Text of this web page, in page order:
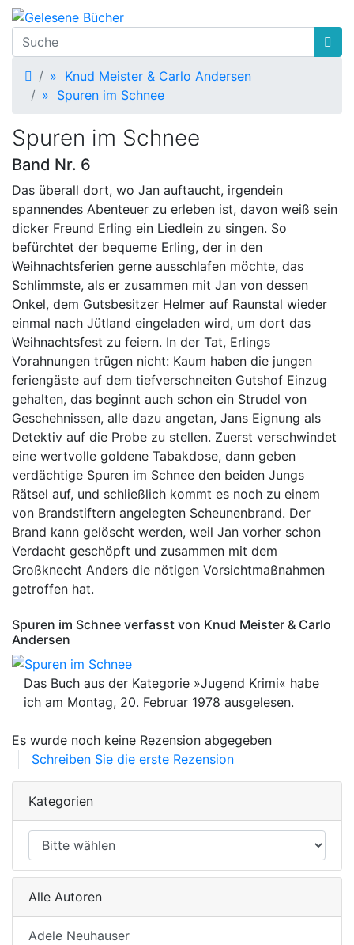
Startseite
» Knud Meister & Carlo Andersen
» Spuren im Schnee
Spuren im Schnee
Band Nr. 6
Das überall dort, wo Jan auftaucht, irgendein
spannendes Abenteuer zu erleben ist, davon weiß sein
dicker Freund Erling ein Liedlein zu singen. So
befürchtet der bequeme Erling, der in den
Weihnachtsferien gerne ausschlafen möchte, das
Schlimmste, als er zusammen mit Jan von dessen
Onkel, dem Gutsbesitzer Helmer auf Raunstal wieder
einmal nach Jütland eingeladen wird, um dort das
Weihnachtsfest zu feiern. In der Tat, Erlings
Vorahnungen trügen nicht: Kaum haben die jungen
feriengäste auf dem tiefverschneiten Gutshof Einzug
gehalten, das beginnt auch schon ein Strudel von
Geschehnissen, alle dazu angetan, Jans Eignung als
Detektiv auf die Probe zu stellen. Zuerst verschwindet
eine wertvolle goldene Tabakdose, dann geben
verdächtige Spuren im Schnee den beiden Jungs
Rätsel auf, und schließlich kommt es noch zu einem
von Brandstiftern angelegten Scheunenbrand. Der
Brand kann gelöscht werden, weil Jan vorher schon
Verdacht geschöpft und zusammen mit dem
Großknecht Anders die nötigen Vorsichtmaßnahmen
getroffen hat.
Spuren im Schnee verfasst von Knud Meister & Carlo
Andersen
Das Buch aus der Kategorie »Jugend Krimi« habe
ich am Montag, 20. Februar 1978 ausgelesen.
Es wurde noch keine Rezension abgegeben
Schreiben Sie die erste Rezension
Kategorien
Alle Autoren
Adele Neuhauser